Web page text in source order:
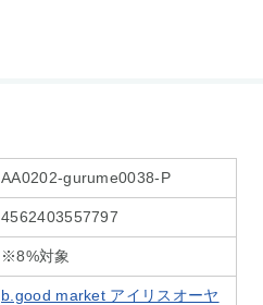
AA0202-gurume0038-P
4562403557797
※8%対象
b.good market アイリスオーヤ